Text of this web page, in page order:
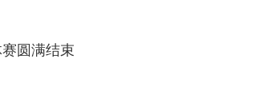
圆满结束